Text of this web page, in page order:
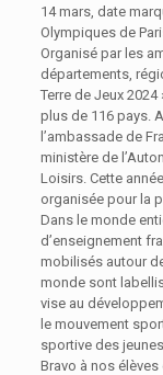
14 mars, date
Olympiques de
Organisé par les
départements,
Terre de Jeux
plus de 116 pays.
l’ambassade de
ministère de
Loisirs. Cette
organisée pour la
Dans le monde
d’enseignement
mobilisés autour
monde sont
vise au
le mouvement
sportive des jeunes.
Bravo à nos